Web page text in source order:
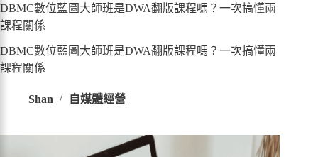
DBMC數位藍圖大師班是DWA翻版課程嗎？一次搞懂兩
課程關係
DBMC數位藍圖大師班是DWA翻版課程嗎？一次搞懂兩
課程關係
Shan 自媒體經營